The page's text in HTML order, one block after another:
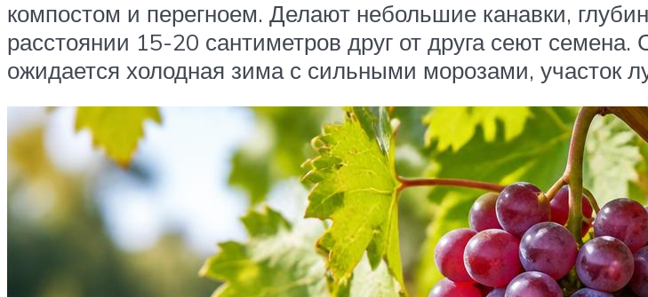
компостом и перегноем. Делают небольшие канавки,
расстоянии 15-20 сантиметров друг от друга сеют
ожидается холодная зима с сильными морозами, участок